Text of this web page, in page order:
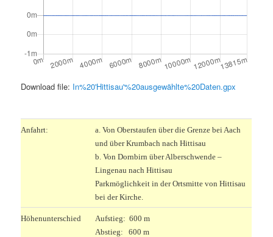
Download file: In%20'Hittisau'%20ausgewählte%20Daten.gpx
Anfahrt:
a. Von Oberstaufen über die Grenze bei Aach
und über Krumbach nach Hittisau
b. Von Dornbirn über Alberschwende –
Lingenau nach Hittisau
Parkmöglichkeit in der Ortsmitte von Hittisau
bei der Kirche.
Höhenunterschied
Aufstieg: 600 m
Abstieg: 600 m